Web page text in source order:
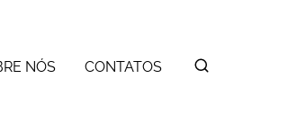
NÓS CONTATOS